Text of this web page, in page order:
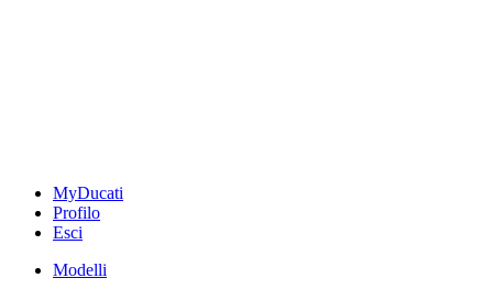
MyDucati
Profilo
Esci
Modelli